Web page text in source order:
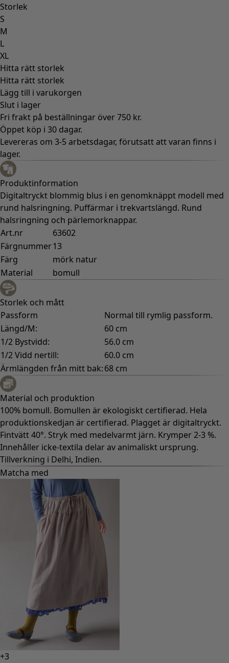
Storlek
S
M
L
XL
Hitta rätt storlek
Hitta rätt storlek
Lägg till i varukorgen
Slut i lager
Fri frakt på beställningar över 750 kr.
Öppet köp i 30 dagar.
Levereras om 3-5 arbetsdagar, förutsatt att varan finns i
lager.
Produktinformation
Digitaltryckt blommig blus i en genomknäppt modell med
rund halsringning. Puffärmar i trekvartslängd. Rund
halsringning och pärlemorknappar.
Art.nr
63602
Färgnummer13
Färg
mörk natur
Material
bomull
Storlek och mått
Passform
Normal till rymlig passform.
Längd/M:
60 cm
1/2 Bystvidd:
56.0 cm
1/2 Vidd nertill:
60.0 cm
Ärmlängden från mitt bak:68 cm
Material och produktion
100% bomull. Bomullen är ekologiskt certifierad. Hela
produktionskedjan är certifierad. Plagget är digitaltryckt.
Fintvätt 40°. Stryk med medelvarmt järn. Krymper 2-3 %.
Innehåller icke-textila delar av animaliskt ursprung.
Tillverkning i Delhi, Indien.
Matcha med
+3